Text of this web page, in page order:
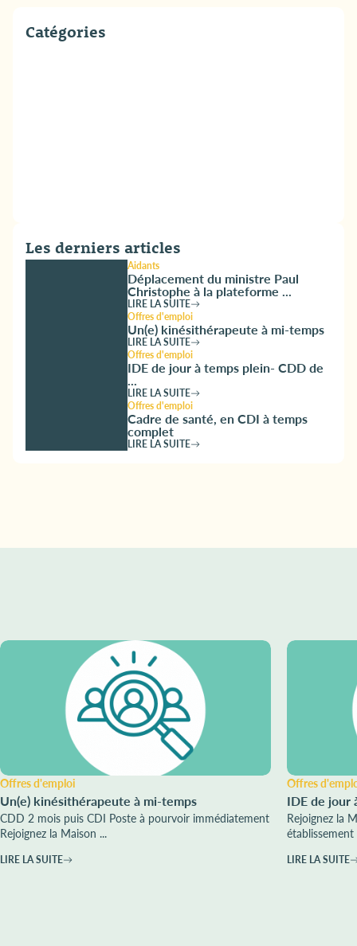
Catégories
Les derniers articles
Aidants
Déplacement du ministre Paul
Christophe à la plateforme ...
LIRE LA SUITE
Offres d'emploi
Un(e) kinésithérapeute à mi-temps
LIRE LA SUITE
Offres d'emploi
IDE de jour à temps plein- CDD de
...
LIRE LA SUITE
Offres d'emploi
Cadre de santé, en CDI à temps
complet
LIRE LA SUITE
Offres d'emploi
Un(e) kinésithérapeute à mi-temps
CDD 2 mois puis CDI Poste à pourvoir immédiatement
Rejoignez la Maison ...
LIRE LA SUITE
Offres
IDE de jour
Rejoignez la
LIRE LA SUITE